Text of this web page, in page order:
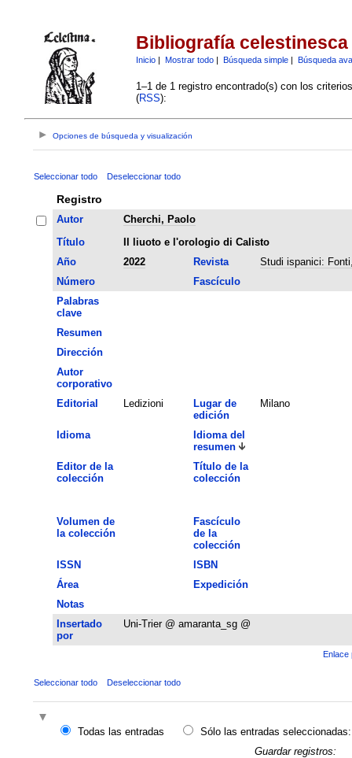
Bibliografía celestinesca
Inicio| Mostrar todo| Búsqueda simple| Búsqueda
1–1 de 1 registro encontrado(s) con los
(RSS):
Opciones de búsqueda y visualización
Seleccionar todo Deseleccionar todo
Registro
Autor
Cherchi, Paolo
Título
Il liuoto e l'orologio di Calisto
Año
2022 Revista
Studi ispanici:
Número
Fascículo
Palabras
clave
Resumen
Dirección
Autor
corporativo
Editorial
Ledizioni
Lugar de
edición
Milano
Idioma
Idioma del
resumen
Editor de la
colección
Título de la
colección
Volumen de
la colección
Fascículo
de la
colección
ISSN
ISBN
Área
Expedición
Notas
Insertado
por
Uni-Trier @ amaranta_sg @
Enlace
Seleccionar todo Deseleccionar todo
Todas las entradas
Sólo las entradas seleccionadas:
Guardar registros: